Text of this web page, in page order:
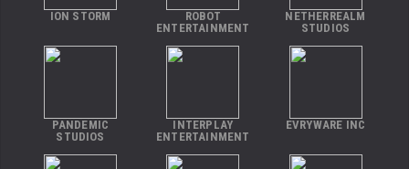
ION STORM
ROBOT
ENTERTAINMENT
NETHERREALM
STUDIOS
PANDEMIC
STUDIOS
INTERPLAY
ENTERTAINMENT
EVRYWARE INC